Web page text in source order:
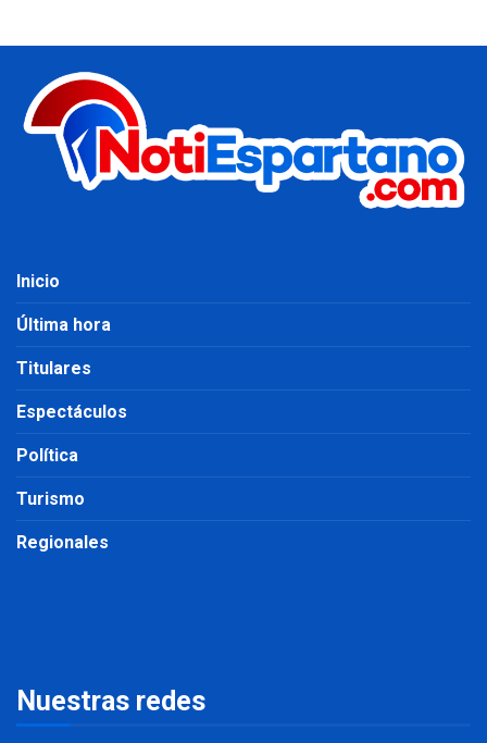
Inicio
Última hora
Titulares
Espectáculos
Política
Turismo
Regionales
Nuestras redes